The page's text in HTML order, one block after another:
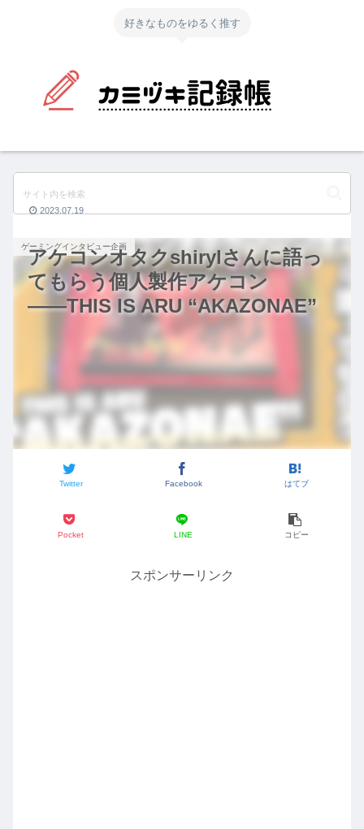
好きなものをゆるく推す
アケコンオタクshirylさんに語っ
てもらう個人製作アケコン
――THIS IS ARU “AKAZONAE”
ゲーミングインタビュー企画
Twitter Facebook はてブ
Pocket LINE コピー
2023.07.19
スポンサーリンク